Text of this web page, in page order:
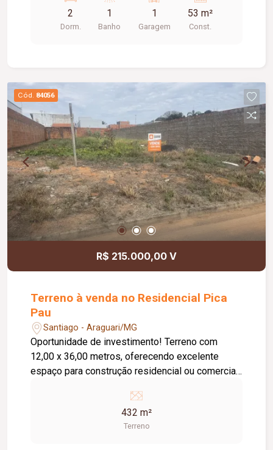
2
Dorm.
1
Banho
1
Garagem
53 m²
Const.
Cód. 84056
R$ 215.000,00 V
Terreno à venda no Residencial Pica
Pau
Santiago - Araguari/MG
Oportunidade de investimento! Terreno com
12,00 x 36,00 metros, oferecendo excelente
espaço para construção residencial ou comercial.
apenas o fechamento da frente. Pronto para
receber seu projeto. Excelente opção para quem
busca um imóvel com ótimo potencial de
432 m²
Terreno